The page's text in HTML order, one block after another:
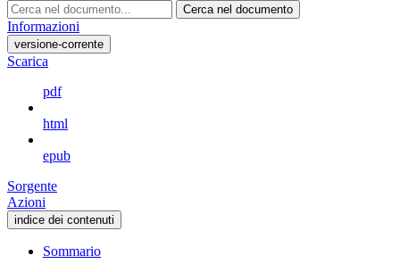
Cerca nel documento
Informazioni
versione-corrente
Scarica
pdf
html
epub
Sorgente
Azioni
indice dei contenuti
Sommario